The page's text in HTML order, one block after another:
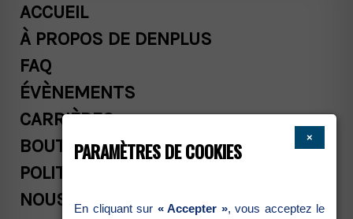
ACCUEIL
ÀPROPOSDEDENPLUS
FAQ
ÉVÈNEMENTS
CARRIÈRES
BOUTIQUE
POLITIQUESCOMMERCIALES
NOUSJOINDRE
×
PARAMÈTRESDECOOKIES
Encliquantsur «Accepter»,vousacceptezle